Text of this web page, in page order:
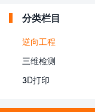
分类栏目
逆向工程
三维检测
3D打印